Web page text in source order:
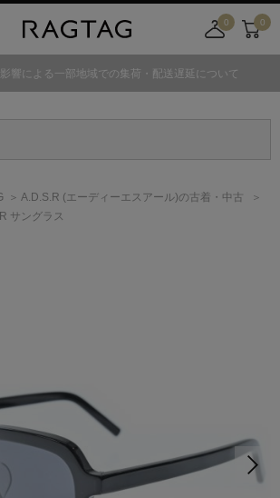
0
舗
カ
ト
0
響による一部地域での集荷・配送遅延について
A.D.S.R (エーディーエスアール)の古着・中古
サングラス